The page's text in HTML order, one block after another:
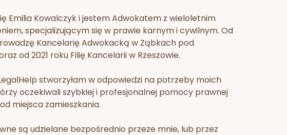
Emilia Kowalczyk i jestem Adwokatem z wieloletnim
specjalizującym się w prawie karnym i cywilnym. Od
Kancelarię Adwokacką w Ząbkach pod
od 2021 roku Filię Kancelarii w Rzeszowie.
stworzyłam w odpowiedzi na potrzeby moich
oczekiwali szybkiej i profesjonalnej pomocy prawnej
miejsca zamieszkania.
są udzielane bezpośrednio przeze mnie, lub przez